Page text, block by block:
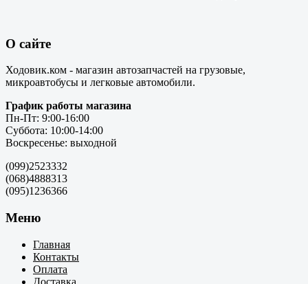
О сайте
Ходовик.ком - магазин автозапчастей на грузовые,
микроавтобусы и легковые автомобили.
График работы магазина
Пн-Пт: 9:00-16:00
Суббота: 10:00-14:00
Воскресенье: выходной
(099)2523332
(068)4888313
(095)1236366
Меню
Главная
Контакты
Оплата
Доставка